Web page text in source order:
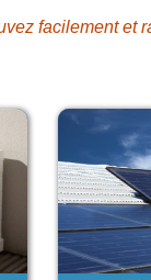
facilement et